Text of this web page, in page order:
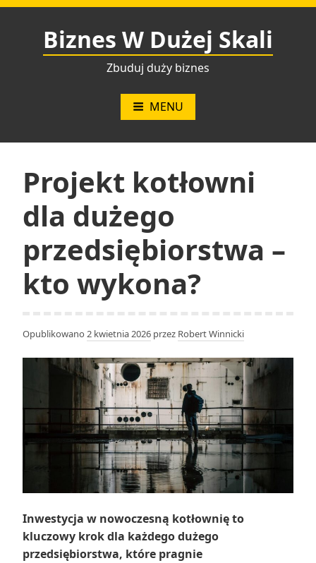
Przejdź
Biznes W Dużej Skali
Zbuduj duży biznes
MENU
Projekt kotłowni
dla dużego
przedsiębiorstwa –
kto wykona?
Opublikowano 2 kwietnia 2026 przez Robert Winnicki
Inwestycja w nowoczesną kotłownię to
kluczowy krok dla każdego dużego
przedsiębiorstwa, które pragnie